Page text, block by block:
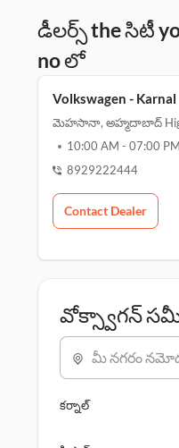
డీలర్స్ the సిటీ
no లో
Volkswagen - Karnal
మెహసానా, అహ్మదాబాద్
10:00 AM - 07:00 PM
8929222444
Contact Dealer
వోక్స్వాగన్
మీ నగరం
కర్నాల్